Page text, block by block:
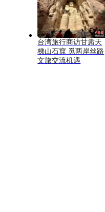
台湾旅行商访甘肃天
梯山石窟 觅两岸丝路
文旅交流机遇